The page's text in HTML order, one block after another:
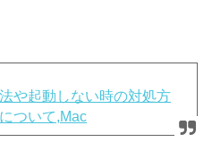
や起動しない時の対処方
ついて,Mac